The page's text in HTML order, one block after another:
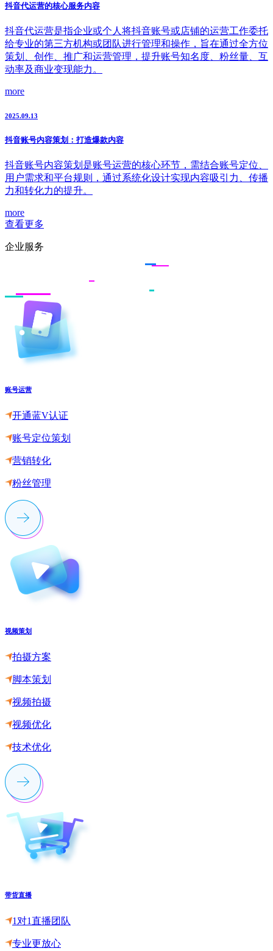
抖音代运营的核心服务内容
抖音代运营是指企业或个人将抖音账号或店铺的运营工作委托
给专业的第三方机构或团队进行管理和操作，旨在通过全方位
策划、创作、推广和运营管理，提升账号知名度、粉丝量、互
动率及商业变现能力。
more
2025.09.13
抖音账号内容策划：打造爆款内容
抖音账号内容策划是账号运营的核心环节，需结合账号定位、
用户需求和平台规则，通过系统化设计实现内容吸引力、传播
力和转化力的提升。
more
查看更多
企业服务
账号运营
开通蓝V认证
账号定位策划
营销转化
粉丝管理
视频策划
拍摄方案
脚本策划
视频拍摄
视频优化
技术优化
带货直播
1对1直播团队
专业更放心